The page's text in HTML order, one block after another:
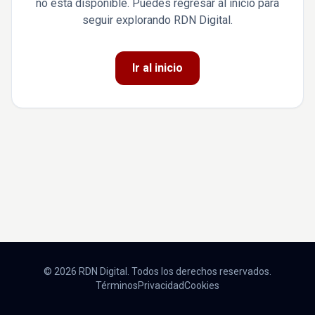
no está disponible. Puedes regresar al inicio para
seguir explorando RDN Digital.
Ir al inicio
© 2026 RDN Digital. Todos los derechos reservados.
TérminosPrivacidadCookies